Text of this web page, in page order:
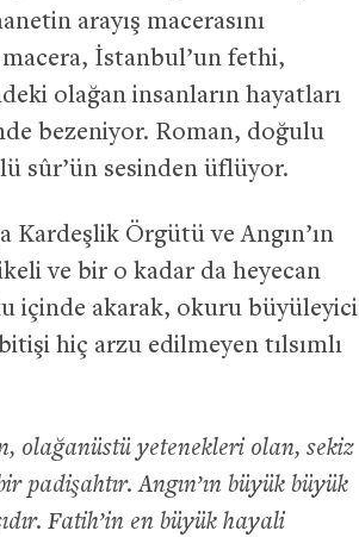
arayış macerasını
macera, İstanbul’un fethi,
olağan insanların hayatları
bezeniyor. Roman, doğulu
sûr’ün sesinden üflüyor.
Kardeşlik Örgütü ve Angın’ın
ve bir o kadar da heyecan
içinde akarak, okuru büyüleyici
hiç arzu edilmeyen tılsımlı
olağanüstü yetenekleri olan, sekiz
padişahtır. Angın’ın büyük büyük
Fatih’in en büyük hayali